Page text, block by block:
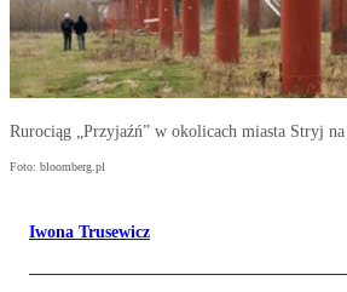
Rurociąg „Przyjaźń” w okolicach miasta Stryj
Foto: bloomberg.pl
Iwona Trusewicz